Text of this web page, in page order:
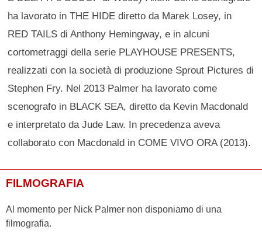
ha lavorato in THE HIDE diretto da Marek Losey, in
RED TAILS di Anthony Hemingway, e in alcuni
cortometraggi della serie PLAYHOUSE PRESENTS,
realizzati con la società di produzione Sprout Pictures di
Stephen Fry. Nel 2013 Palmer ha lavorato come
scenografo in BLACK SEA, diretto da Kevin Macdonald
e interpretato da Jude Law. In precedenza aveva
collaborato con Macdonald in COME VIVO ORA (2013).
FILMOGRAFIA
Al momento per Nick Palmer non disponiamo di una
filmografia.